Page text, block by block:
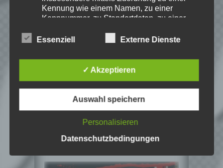
Playlist – Phantasmagoria
Phantasmagoria
Kennung wie einem Namen, zu einer
Kennnummer, zu Standortdaten, zu einer
mehreren besonderen Merkmalen, die
genetischen, psychischen, wirtschaftlichen,
kulturellen oder sozialen Identität dieser
kann.
b) betroffene Person
identifizierbare natürliche Person, deren
personenbezogene Daten von dem für die
Verarbeitung Verantwortlichen verarbeitet
werden.
Essenziell Externe Dienste
✓ Akzeptieren
Auswahl speichern
Personalisieren
Datenschutzbedingungen